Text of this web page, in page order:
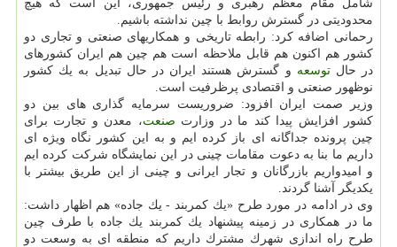
شامل مقام معظم رهبری و رئیس جمهوری، این است كه هیچ
محدودیتی در گسترش روابط با چین نداشته باشیم.
رحمانی اضافه كرد: رابطه تاریخی و همكاریهای صنعتی و تجاری دو
كشور هم اكنون هم قابل ملاحظه است هم چین هم ایران كشورهای
در حالتوسعه و گسترش هستند ایران در حال تبدیل به یك كشور
نوظهور صنعتی و اقتصادی پرظرفیت است.
وزیر صمت ایران افزود: ضروریست سرمایه گذاری های بین دو
كشور افزایش پیدا كند ما در وزارت صنعت، معدن و تجارت برای
چین پرونده جداگانه ای باز كرده ایم و به این كشور نگاه ویژه ای
داریم ما بنا به دعوت مقامات چینی در این نمایشگاه شركت كرده ایم
و امیدواریم بازرگانان و تجار ایرانی و چینی از این طریق بیشتر با
یكدیگر آشنا گردند.
وی در ادامه در مورد طرح «یك كمربند - یك جاده» هم اظهار داشت:
ما در همكاری در زمینه پیشنهاد یك كمربند یك جاده با طرف چین
طرح راه اندازی شهرك مشترك داریم كه منطقه ای به وسعت دو